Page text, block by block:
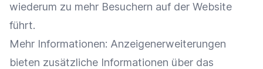
wiederum zu mehr Besuchern auf der Website
führt.
Mehr Informationen: Anzeigenerweiterungen
bieten zusätzliche Informationen über das